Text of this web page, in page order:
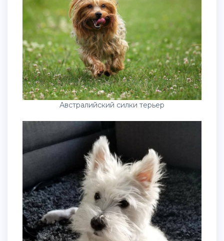
Австралийский силки терьер